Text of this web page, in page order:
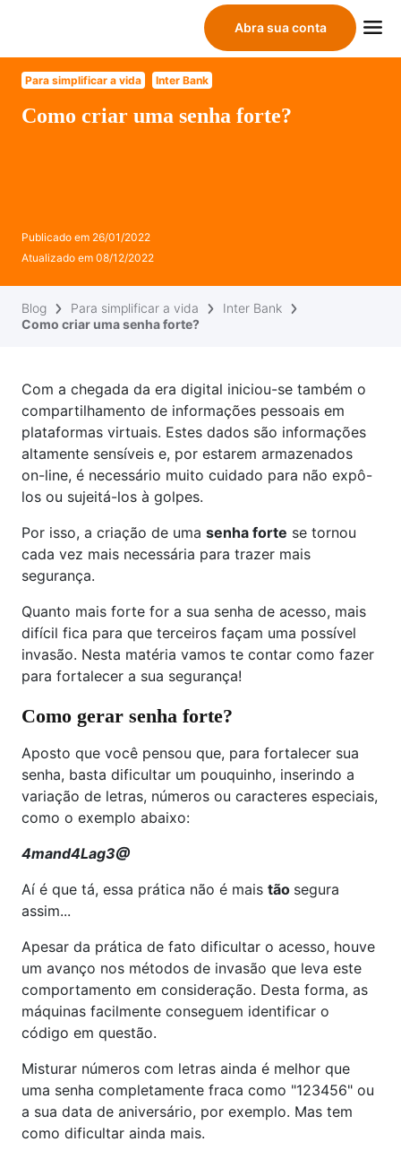
Abra sua conta
Para simplificar a vida Inter Bank
Como criar uma senha forte?
Publicado em 26/01/2022
Atualizado em 08/12/2022
Blog Para simplificar a vida
Inter Bank
Como criar uma senha forte?
Com a chegada da era digital iniciou-se também o
compartilhamento de informações pessoais em
plataformas virtuais. Estes dados são informações
altamente sensíveis e, por estarem armazenados
on-line, é necessário muito cuidado para não expô-
los ou sujeitá-los à golpes.
Por isso, a criação de uma senha forte se tornou
cada vez mais necessária para trazer mais
segurança.
Quanto mais forte for a sua senha de acesso, mais
difícil fica para que terceiros façam uma possível
invasão. Nesta matéria vamos te contar como fazer
para fortalecer a sua segurança!
Como gerar senha forte?
Aposto que você pensou que, para fortalecer sua
senha, basta dificultar um pouquinho, inserindo a
variação de letras, números ou caracteres especiais,
como o exemplo abaixo:
4mand4Lag3@
Aí é que tá, essa prática não é mais tão segura
assim...
Apesar da prática de fato dificultar o acesso, houve
um avanço nos métodos de invasão que leva este
comportamento em consideração. Desta forma, as
máquinas facilmente conseguem identificar o
código em questão.
Misturar números com letras ainda é melhor que
uma senha completamente fraca como "123456" ou
a sua data de aniversário, por exemplo. Mas tem
como dificultar ainda mais.